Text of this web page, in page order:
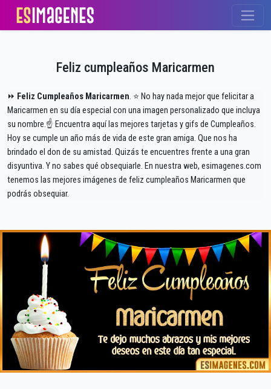
Feliz cumpleaños Maricarmen
⏩ Feliz Cumpleaños Maricarmen. ⭐ No hay nada mejor que felicitar a
Maricarmen en su día especial con una imagen personalizado que incluya
su nombre.☝ Encuentra aquí las mejores tarjetas y gifs de Cumpleaños.
Hoy se cumple un año más de vida de este gran amiga. Que nos ha
brindado el don de su amistad. Quizás te encuentres frente a una gran
disyuntiva. Y no sabes qué obsequiarle. En nuestra web, esimagenes.com
tenemos las mejores imágenes de feliz cumpleaños Maricarmen que
podrás obsequiar.